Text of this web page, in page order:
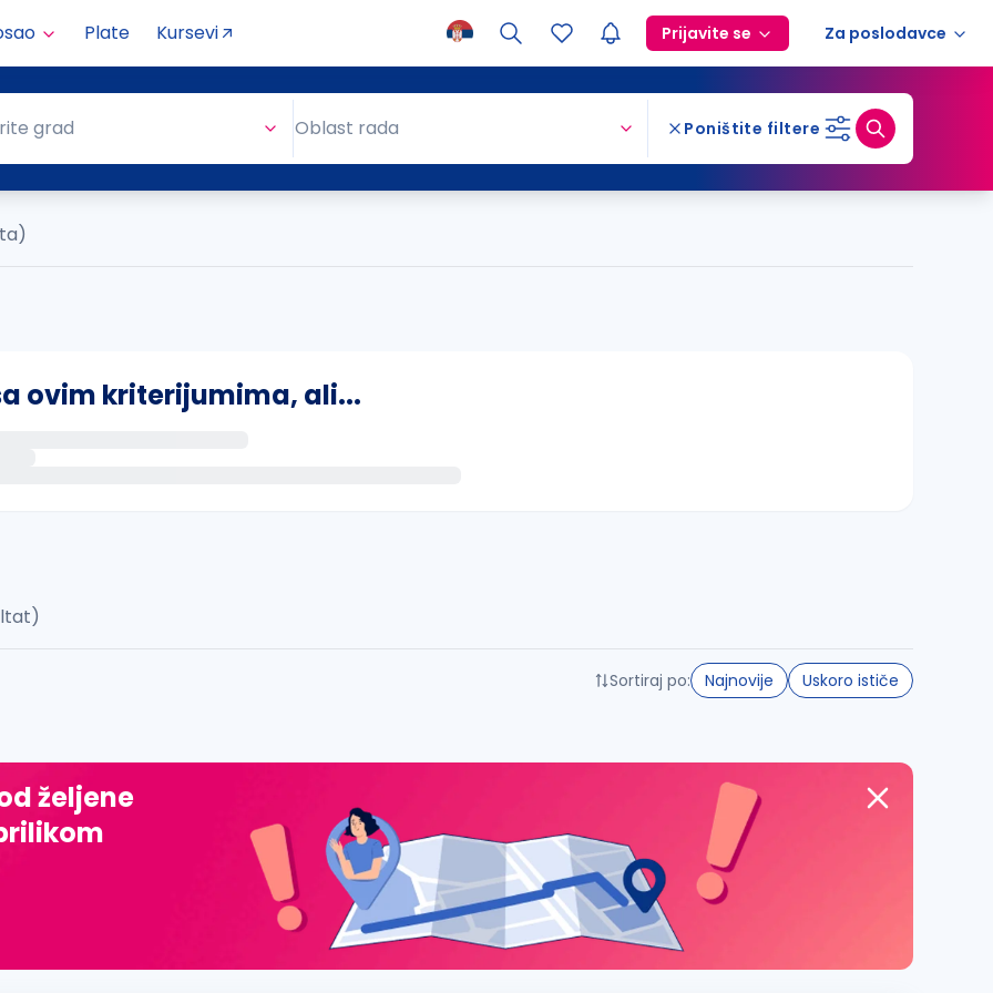
Plate Kursevi Prijavite se Za poslodavce
grad Oblast rada Poništite filtere
ovim kriterijumima, ali...
đ, ž, dž)
Sortiraj po: Najnovije Uskoro ističe
željene